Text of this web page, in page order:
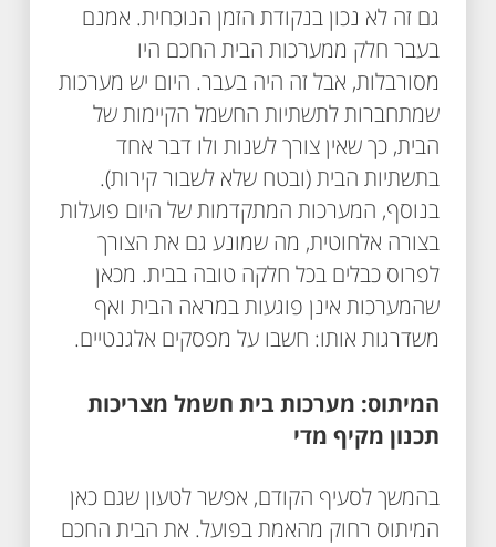
גם זה לא נכון בנקודת הזמן הנוכחית. אמנם
בעבר חלק ממערכות הבית החכם היו
מסורבלות, אבל זה היה בעבר. היום יש מערכות
שמתחברות לתשתיות החשמל הקיימות של
הבית, כך שאין צורך לשנות ולו דבר אחד
בתשתיות הבית (ובטח שלא לשבור קירות).
בנוסף, המערכות המתקדמות של היום פועלות
בצורה אלחוטית, מה שמונע גם את הצורך
לפרוס כבלים בכל חלקה טובה בבית. מכאן
שהמערכות אינן פוגעות במראה הבית ואף
משדרגות אותו: חשבו על מפסקים אלגנטיים.
המיתוס: מערכות בית חשמל מצריכות
תכנון מקיף מדי
בהמשך לסעיף הקודם, אפשר לטעון שגם כאן
המיתוס רחוק מהאמת בפועל. את הבית החכם